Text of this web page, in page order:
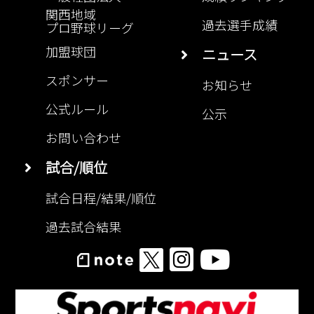
関西地域
プロ野球リーグ
加盟球団
スポンサー
公式ルール
お問い合わせ
試合/順位
試合日程/結果/順位
過去試合結果
過去選手成績
ニュース
お知らせ
公示